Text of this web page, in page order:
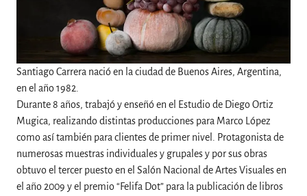
Santiago Carrera nació en la ciudad de Buenos Aires, Argentina,
en el año 1982.
Durante 8 años, trabajó y enseñó en el Estudio de Diego Ortiz
Mugica, realizando distintas producciones para Marco López
como así también para clientes de primer nivel. Protagonista de
numerosas muestras individuales y grupales y por sus obras
obtuvo el tercer puesto en el Salón Nacional de Artes Visuales en
el año 2009 y el premio “Felifa Dot” para la publicación de libros